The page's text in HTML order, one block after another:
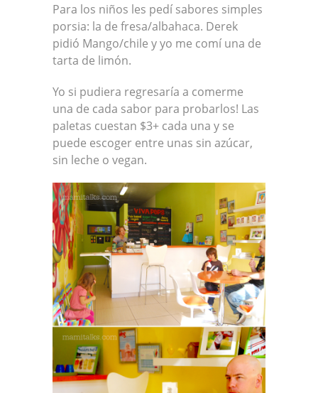
Para los niños les pedí sabores simples
porsia: la de fresa/albahaca. Derek
pidió Mango/chile y yo me comí una de
tarta de limón.
Yo si pudiera regresaría a comerme
una de cada sabor para probarlos! Las
paletas cuestan $3+ cada una y se
puede escoger entre unas sin azúcar,
sin leche o vegan.